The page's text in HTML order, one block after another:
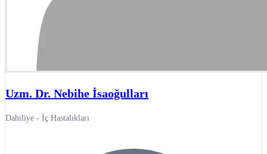
Uzm. Dr. Nebihe İsaoğulları
Dahiliye - İç Hastalıkları